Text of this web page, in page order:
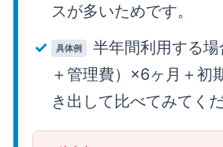
スが多いためです。
具体例
半年間利用する
＋管理費）×6ヶ月＋初
き出して比べてみてくだ